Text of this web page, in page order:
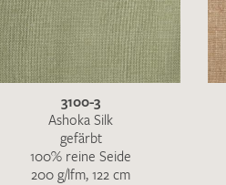
3100-3
Ashoka Silk
gefärbt
100% reine Seide
200 g/lfm, 122 cm